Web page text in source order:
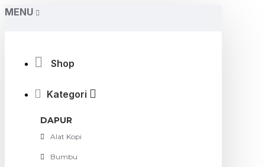
MENU
Shop
Kategori
DAPUR
Alat Kopi
Bumbu